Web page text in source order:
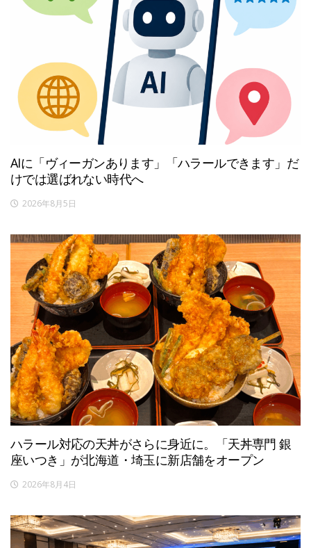
AIに「ヴィーガンあります」「ハラールできます」だ
けでは選ばれない時代へ
2026年8月5日
ハラール対応の天丼がさらに身近に。「天丼専門 銀
座いつき」が北海道・埼玉に新店舗をオープン
2026年8月4日